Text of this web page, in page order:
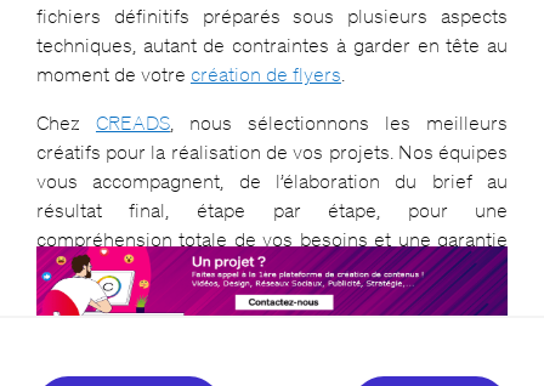
fichiers définitifs préparés sous plusieurs aspects
techniques, autant de contraintes à garder en tête au
moment de votre création de flyers
Chez CREADS, nous sélectionnons les meilleurs
créatifs pour la réalisation de vos projets. Nos équipes
vous accompagnent, de l’élaboration du brief au
résultat final, étape par étape, pour une
compréhension totale de vos besoins et une garantie
de votre entière satisfaction.